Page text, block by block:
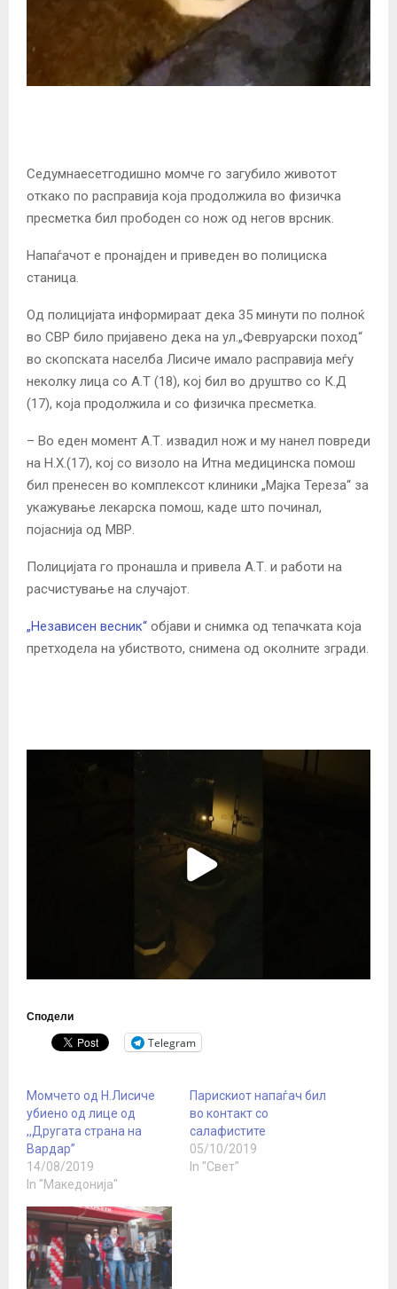
Седумнаесетгодишно момче го загубило животот
откако по расправија која продолжила во физичка
пресметка бил прободен со нож од негов врсник.
Напаѓачот е пронајден и приведен во полициска
станица.
Од полицијата информираат дека 35 минути по полноќ
во СВР било пријавено дека на ул.„Февруарски поход“
во скопската населба Лисиче имало расправија меѓу
неколку лица со А.Т (18), кој бил во друштво со К.Д
(17), која продолжила и со физичка пресметка.
– Во еден момент А.Т. извадил нож и му нанел повреди
на Н.Х.(17), кој со визоло на Итна медицинска помош
бил пренесен во комплексот клиники „Мајка Тереза“ за
укажување лекарска помош, каде што починал,
појаснија од МВР.
Полицијата го пронашла и привела А.Т. и работи на
расчистување на случајот.
„Независен весник“ објави и снимка од тепачката која
претходела на убиството, снимена од околните згради.
Сподели
Telegram
Момчето од Н.Лисиче
убиено од лице од
,,Другата страна на
Вардар”
14/08/2019
In "Македонија"
Парискиот напаѓач бил
во контакт со
салафистите
05/10/2019
In "Свет"